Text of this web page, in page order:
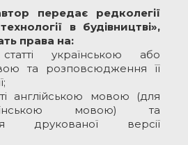
передає редколегії
в будівництві»,
права на:
українською або
та розповсюдження її
англійською мовою (для
мовою) та
друкованої версії